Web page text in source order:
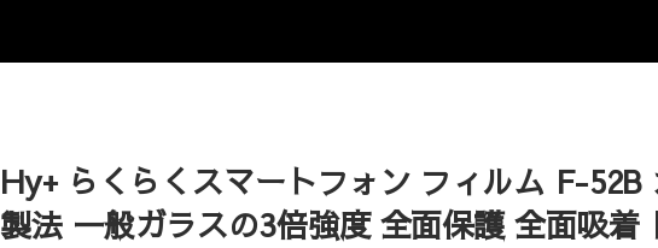
Hy+ らくらくスマートフォン フィルム F-52B
製法 一般ガラスの3倍強度 全面保護 全面吸着